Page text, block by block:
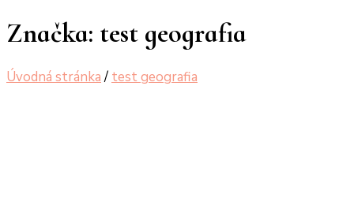
Značka: test geografia
Úvodná stránka / test geografia